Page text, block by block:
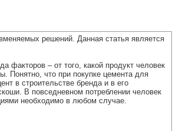
решений. Данная статья является
факторов – от того, какой продукт человек
Понятно, что при покупке цемента для
в строительстве бренда и в его
В повседневном потреблении человек
необходимо в любом случае.